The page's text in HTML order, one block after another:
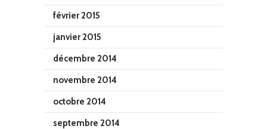
février 2015
janvier 2015
décembre 2014
novembre 2014
octobre 2014
septembre 2014